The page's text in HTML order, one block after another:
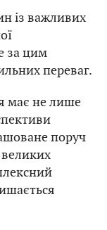
із важливих
за цим
переваг.
має не лише
поруч